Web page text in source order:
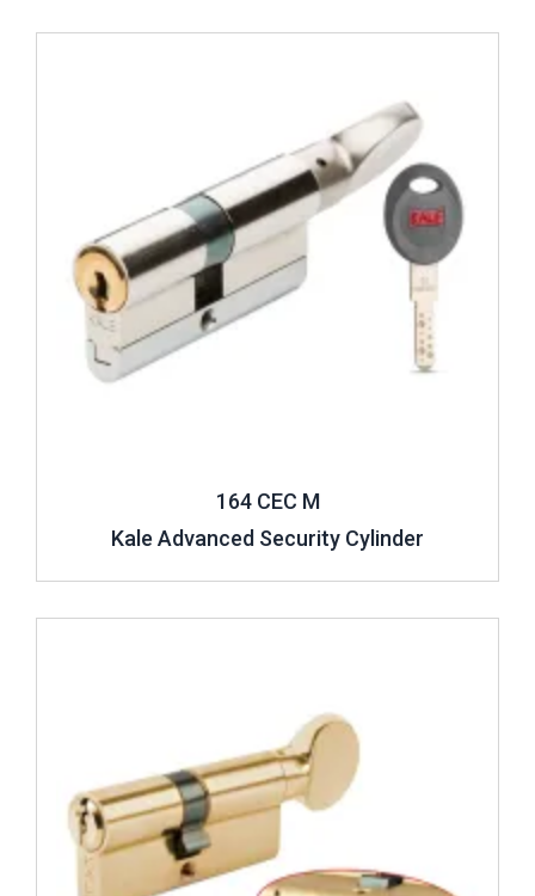
164 CEC M
Kale Advanced Security Cylinder